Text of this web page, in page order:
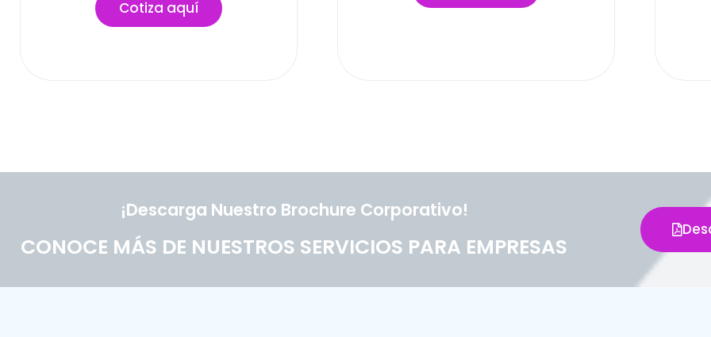
¡Descarga Nuestro Brochure Corporativo!
CONOCE MÁS DE NUESTROS SERVICIOS PARA EMPRESAS